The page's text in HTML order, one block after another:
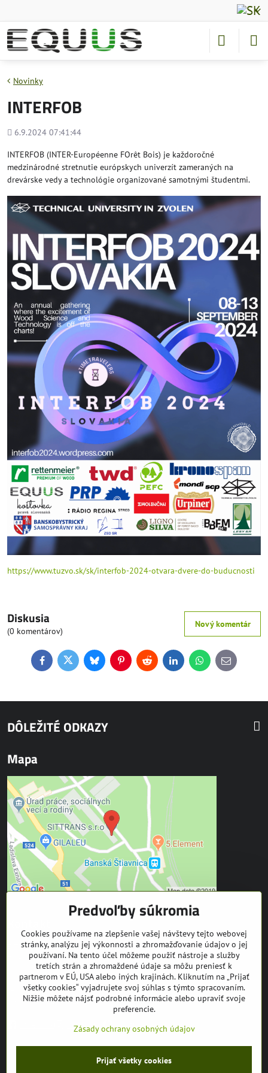
Novinky
INTERFOB
Pridané
6.9.2024 07:41:44
INTERFOB (INTER-Européenne FOrêt Bois) je každoročné
medzinárodné stretnutie európskych univerzít zameraných na
drevárske vedy a technológie organizované samotnými študentmi.
https://www.tuzvo.sk/sk/interfob-2024-otvara-dvere-do-buducnosti
Diskusia
(0 komentárov)
Nový komentár
FacebookTwitterBlueskyPinterestReddit LinkedInWhatsApp
E-
mail
DÔLEŽITÉ ODKAZY
Mapa
SITTRANS s.r.o.
Trate Mládeže 1
969 01 Banská Štiavnica
tel: +421 905 608 936
mail:info@equuseu.com
Instagram Youtube
©2026Copyright
Predvoľby súkromia
Cookies používame na zlepšenie vašej návštevy tejto webovej
stránky, analýzu jej výkonnosti a zhromažďovanie údajov o jej
používaní. Na tento účel môžeme použiť nástroje a služby
tretích strán a zhromaždené údaje sa môžu preniesť k
partnerom v EÚ, USA alebo iných krajinách. Kliknutím na „Prijať
všetky cookies“ vyjadrujete svoj súhlas s týmto spracovaním.
Nižšie môžete nájsť podrobné informácie alebo upraviť svoje
preferencie.
Zásady ochrany osobných údajov
Prijať všetky cookies